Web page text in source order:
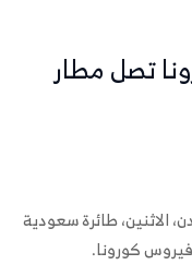
تصل مطار
الاثنين، طائرة سعودية
كورونا.